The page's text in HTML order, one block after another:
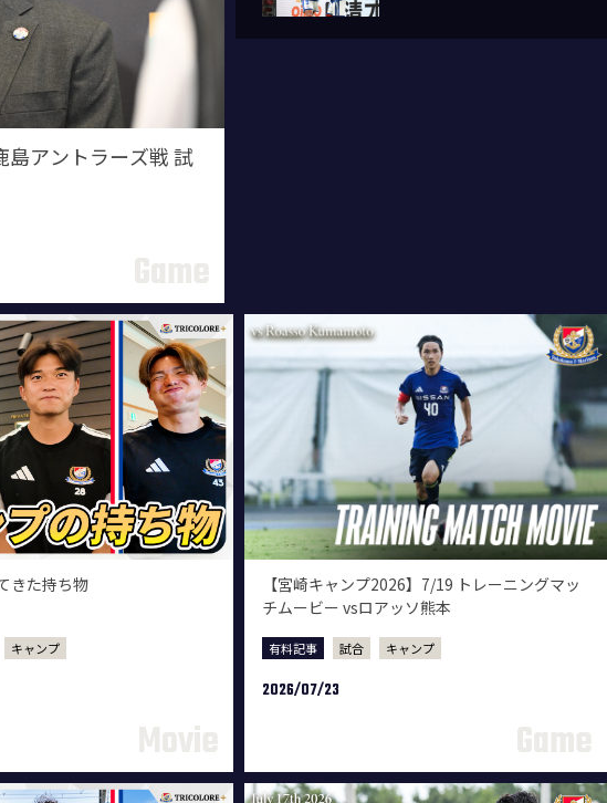
島アントラーズ戦 試
きた持ち物
キャンプ
【宮崎キャンプ2026】7/19 トレーニングマッ
チムービー vsロアッソ熊本
有料記事 試合 キャンプ
2026/07/23